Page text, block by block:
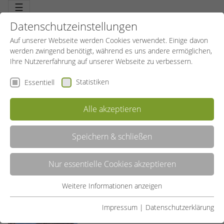
☰
Weiterbildungsauftrag
BLOG
2 »
Datenschutzeinstellungen
Auf unserer Webseite werden Cookies verwendet. Einige davon
werden zwingend benötigt, während es uns andere ermöglichen,
Ihre Nutzererfahrung auf unserer Webseite zu verbessern.
Essentiell Statistiken
Alle akzeptieren
Speichern & schließen
Nur essentielle Cookies akzeptieren
Essentielle Cookies werden für grundlegende Funktionen der
Weitere Informationen anzeigen
Impressum | Datenschutzerklärung